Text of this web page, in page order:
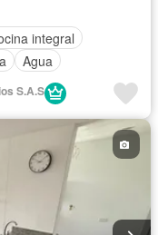
integral
Agua
S.A.S